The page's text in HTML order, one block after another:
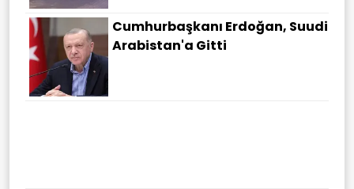
Cumhurbaşkanı Erdoğan, Suudi
Arabistan'a Gitti